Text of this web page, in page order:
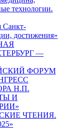
технологии.
Санкт-
достижения»
—
ФОРУМ
Н.П.
И
ЧТЕНИЯ.